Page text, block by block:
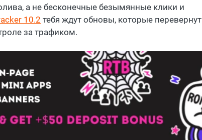
а не бесконечные безымянные клики и
10.2 тебя ждут обновы, которые перевернут
за трафиком.